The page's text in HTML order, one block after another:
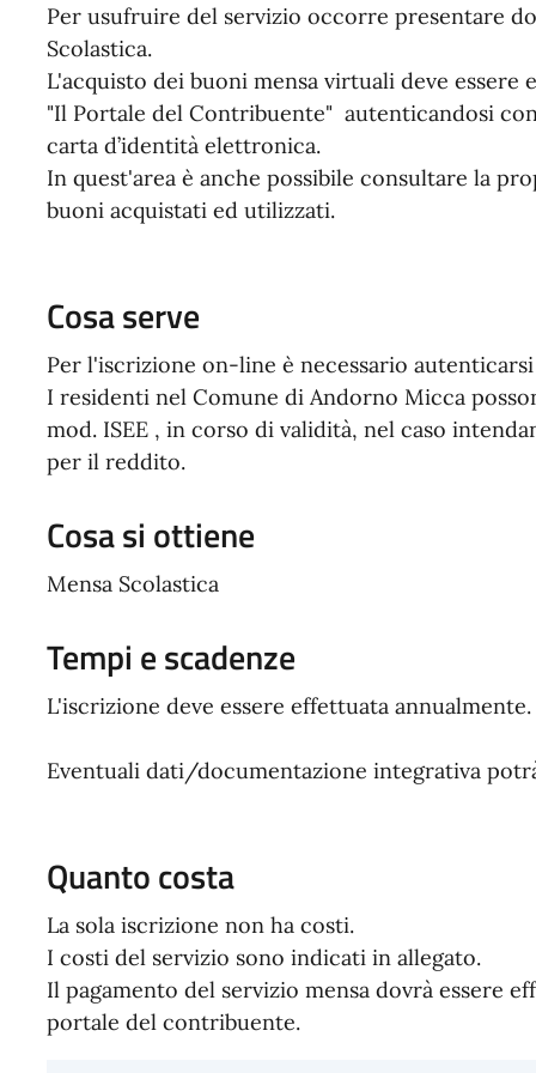
Per usufruire del servizio occorre presentare
Scolastica.
L'acquisto dei buoni mensa virtuali deve
"Il Portale del Contribuente" autenticandosi
carta d’identità elettronica.
In quest'area è anche possibile consultare la
buoni acquistati ed utilizzati.
Cosa serve
Per l'iscrizione on-line è necessario
I residenti nel Comune di Andorno Micca
mod. ISEE , in corso di validità, nel caso
per il reddito.
Cosa si ottiene
Mensa Scolastica
Tempi e scadenze
L'iscrizione deve essere effettuata annualmente.
Eventuali dati/documentazione integrativa
Quanto costa
La sola iscrizione non ha costi.
I costi del servizio sono indicati in allegato.
Il pagamento del servizio mensa dovrà essere
portale del contribuente.